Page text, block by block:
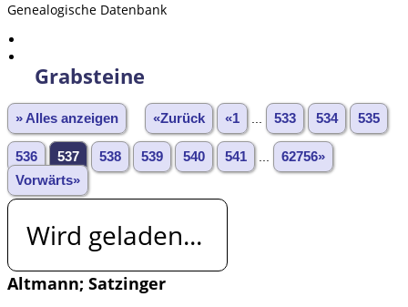
Genealogische Datenbank
Grabsteine
» Alles anzeigen «Zurück «1 533 534 535
536 537 538 539 540 541
62756»
Vorwärts»
Wird geladen...
Altmann; Satzinger